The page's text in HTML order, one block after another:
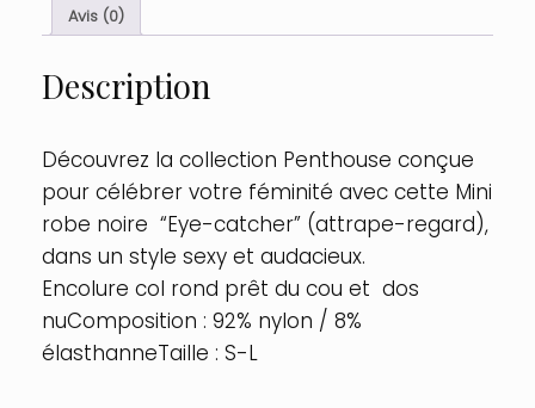
XL,
:
Noir
Avis (0)
Description
Découvrez la collection Penthouse conçue
pour célébrer votre féminité avec cette Mini
robe noire “Eye-catcher” (attrape-regard),
dans un style sexy et audacieux.
Encolure col rond prêt du cou et dos
nuComposition : 92% nylon / 8%
élasthanneTaille : S-L